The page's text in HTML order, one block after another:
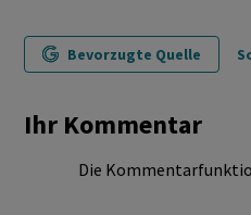
Bevorzugte Quelle
Ihr Kommentar
Die